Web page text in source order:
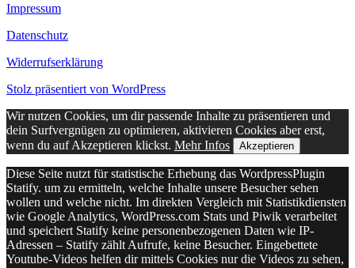
Impressum
Datenschutz
Widerrufserklärung
Stolz präsentiert von WordPress
Wir nutzen Cookies, um dir passende Inhalte zu präsentieren und
dein Surfvergnügen zu optimieren, aktivieren Cookies aber erst,
wenn du auf Akzeptieren klickst. Mehr Infos Akzeptieren
Diese Seite nutzt für statistische Erhebung das WordpressPlugin
Statify. um zu ermitteln, welche Inhalte unsere Besucher sehen
wollen und welche nicht. Im direkten Vergleich mit Statistikdiensten
wie Google Analytics, WordPress.com Stats und Piwik verarbeitet
und speichert Statify keine personenbezogenen Daten wie IP-
Adressen – Statify zählt Aufrufe, keine Besucher. Eingebettete
Youtube-Videos helfen dir mittels Cookies nur die Videos zu sehen,